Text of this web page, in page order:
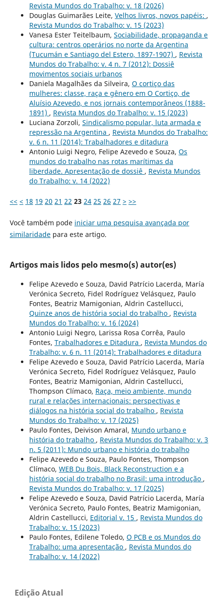
Revista Mundos do Trabalho: v. 18 (2026)
Douglas Guimarães Leite, Velhos livros, novos papéis: ,
Revista Mundos do Trabalho: v. 15 (2023)
Vanesa Ester Teitelbaum, Sociabilidade, propaganda e
cultura: centros operários no norte da Argentina
(Tucumán e Santiago del Estero, 1897-1907) , Revista
Mundos do Trabalho: v. 4 n. 7 (2012): Dossiê
movimentos sociais urbanos
Daniela Magalhães da Silveira, O cortiço das
mulheres: classe, raça e gênero em O Cortiço, de
Aluísio Azevedo, e nos jornais contemporâneos (1888-
1891) , Revista Mundos do Trabalho: v. 15 (2023)
Luciana Zorzoli, Sindicalismo popular, luta armada e
repressão na Argentina , Revista Mundos do Trabalho:
v. 6 n. 11 (2014): Trabalhadores e ditadura
Antonio Luigi Negro, Felipe Azevedo e Souza, Os
mundos do trabalho nas rotas marítimas da
liberdade. Apresentação de dossiê , Revista Mundos
do Trabalho: v. 14 (2022)
<< < 18 19 20 21 22 23 24 25 26 27 > >>
Você também pode iniciar uma pesquisa avançada por
similaridadepara este artigo.
Artigos mais lidos pelo mesmo(s) autor(es)
Felipe Azevedo e Souza, David Patrício Lacerda, María
Verónica Secreto, Fidel Rodríguez Velásquez, Paulo
Fontes, Beatriz Mamigonian, Aldrin Castellucci,
Quinze anos de história social do trabalho , Revista
Mundos do Trabalho: v. 16 (2024)
Antonio Luigi Negro, Larissa Rosa Corrêa, Paulo
Fontes, Trabalhadores e Ditadura , Revista Mundos do
Trabalho: v. 6 n. 11 (2014): Trabalhadores e ditadura
Felipe Azevedo e Souza, David Patrício Lacerda, María
Verónica Secreto, Fidel Rodríguez Velásquez, Paulo
Fontes, Beatriz Mamigonian, Aldrin Castellucci,
Thompson Clímaco, Raça, meio ambiente, mundo
rural e relações internacionais: perspectivas e
diálogos na história social do trabalho , Revista
Mundos do Trabalho: v. 17 (2025)
Paulo Fontes, Deivison Amaral, Mundo urbano e
história do trabalho , Revista Mundos do Trabalho: v. 3
n. 5 (2011): Mundo urbano e história do trabalho
Felipe Azevedo e Souza, Paulo Fontes, Thompson
Clímaco, WEB Du Bois, Black Reconstruction e a
história social do trabalho no Brasil: uma introdução ,
Revista Mundos do Trabalho: v. 17 (2025)
Felipe Azevedo e Souza, David Patrício Lacerda, María
Verónica Secreto, Paulo Fontes, Beatriz Mamigonian,
Aldrin Castellucci, Editorial v. 15 , Revista Mundos do
Trabalho: v. 15 (2023)
Paulo Fontes, Edilene Toledo, O PCB e os Mundos do
Trabalho: uma apresentação , Revista Mundos do
Trabalho: v. 14 (2022)
Edição Atual